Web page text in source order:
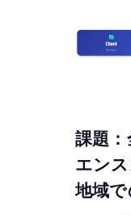
課題
エン
地域